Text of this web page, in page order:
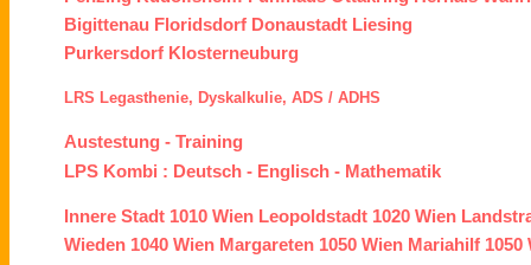
Bigittenau Floridsdorf Donaustadt Liesing
Purkersdorf Klosterneuburg
LRS Legasthenie, Dyskalkulie, ADS / ADHS
Austestung -Training
LPS Kombi : Deutsch - Englisch - Mathematik
Innere Stadt 1010 Wien Leopoldstadt 1020 Wien
Wieden 1040 Wien Margareten 1050 Wien Mariahilf 1050